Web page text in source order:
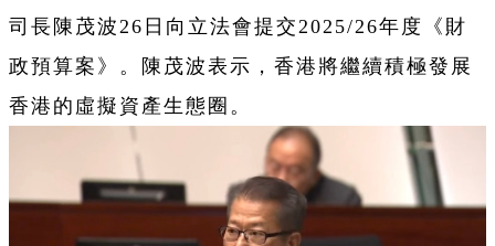
司長陳茂波26日向立法會提交2025/26年度《財
政預算案》。陳茂波表示，香港將繼續積極發展
香港的虛擬資產生態圈。